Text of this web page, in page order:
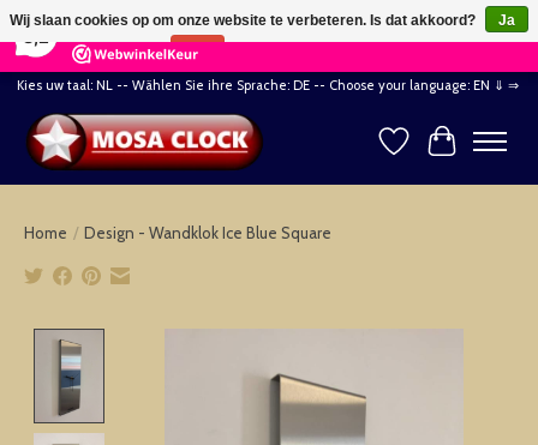
164 Reviews ×
Kies uw taal: NL -- Wählen Sie ihre Sprache: DE -- Choose your language: EN ⇓ ⇒
Verlanglijst
Home / Design - Wandklok Ice Blue Square
Wij slaan cookies op om onze website te verbeteren. Is dat akkoord?
Ja
Nee